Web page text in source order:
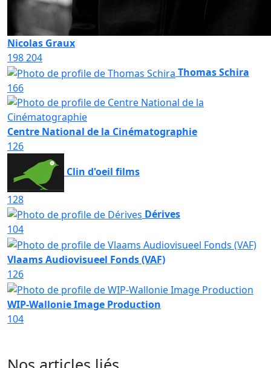
Nicolas Graux
198204
Thomas Schira
166
Centre National de la Cinématographie
126
Clin d'oeil films
128
Dérives
104
Vlaams Audiovisueel Fonds (VAF)
126
WIP-Wallonie Image Production
104